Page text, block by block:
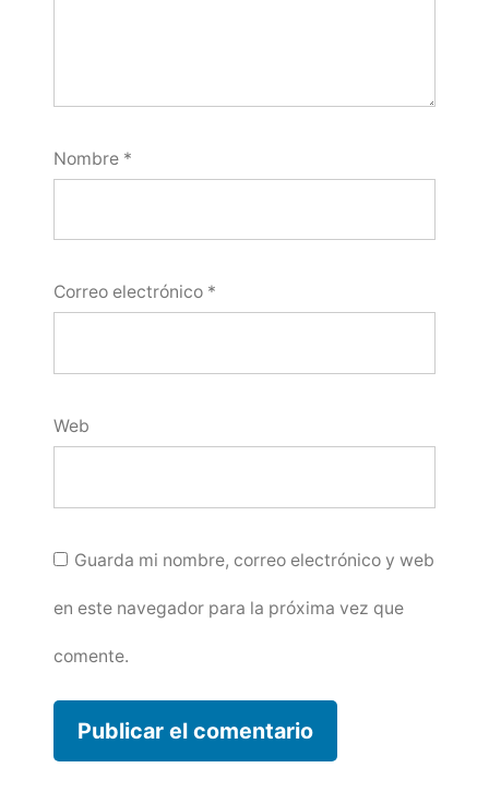
Nombre *
Correo electrónico *
Web
Guarda mi nombre, correo electrónico y web
en este navegador para la próxima vez que
comente.